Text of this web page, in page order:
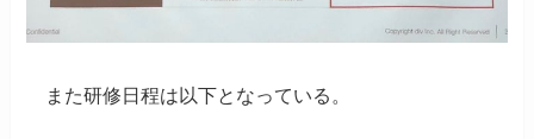
また研修日程は以下となっている。